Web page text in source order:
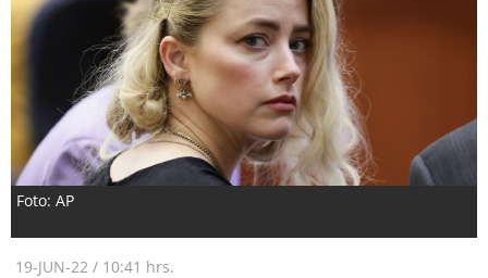
Foto: AP
19-JUN-22 / 10:41 hrs.